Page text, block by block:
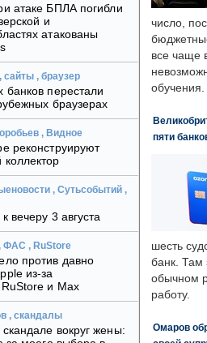
атаке БПЛА погибли
и
атакованы
, сайты , браузер
банков перестали
браузерах
, Видное
реконструируют
, Сутьсобытий ,
вечеру 3 августа
ФАС , RuStore
против давно
из-за
RuStore и Max
, скандалы
вокруг жены:
число,
все чаще
обучения.
пяти
шесть
банк. Там
обычном
работу.
Омаров